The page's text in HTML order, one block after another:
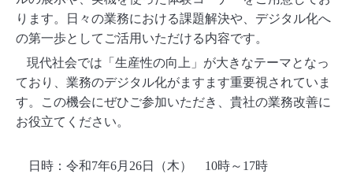
ります。日々の業務における課題解決や、デジタル化へ
の第一歩としてご活用いただける内容です。
現代社会では「生産性の向上」が大きなテーマとなっ
ており、業務のデジタル化がますます重要視されていま
す。この機会にぜひご参加いただき、貴社の業務改善に
お役立てください。
日時：令和7年6月 26日（木） 10時～ 17時